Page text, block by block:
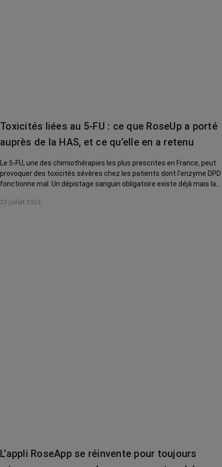
Toxicités liées au 5-FU : ce que RoseUp a porté
auprès de la HAS, et ce qu’elle en a retenu
Le 5-FU, une des chimiothérapies les plus prescrites en France, peut
provoquer des toxicités sévères chez les patients dont l'enzyme DPD
fonctionne mal. Un dépistage sanguin obligatoire existe déjà mais la
elle aussi, devenir systématique. RoseUp a donné son avis. Voici ce
23 juillet 2026
L’appli RoseApp se réinvente pour toujours